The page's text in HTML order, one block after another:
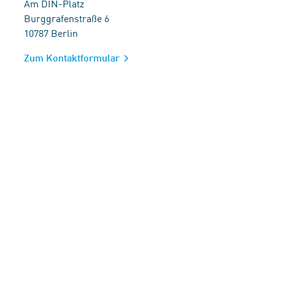
Am DIN-Platz
Burggrafenstraße 6
10787 Berlin
Zum Kontaktformular